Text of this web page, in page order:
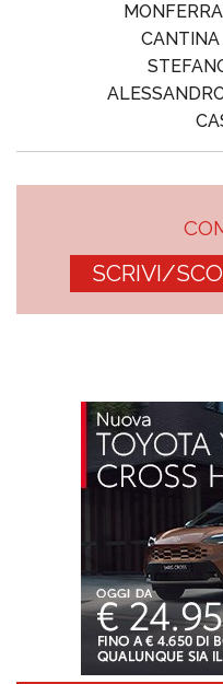
CANTINA
SCRIVI/